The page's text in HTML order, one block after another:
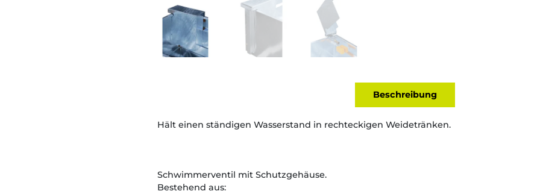
Beschreibung
Hält einen ständigen Wasserstand in rechteckigen Weidetränken.
Schwimmerventil mit Schutzgehäuse.
Bestehend aus: